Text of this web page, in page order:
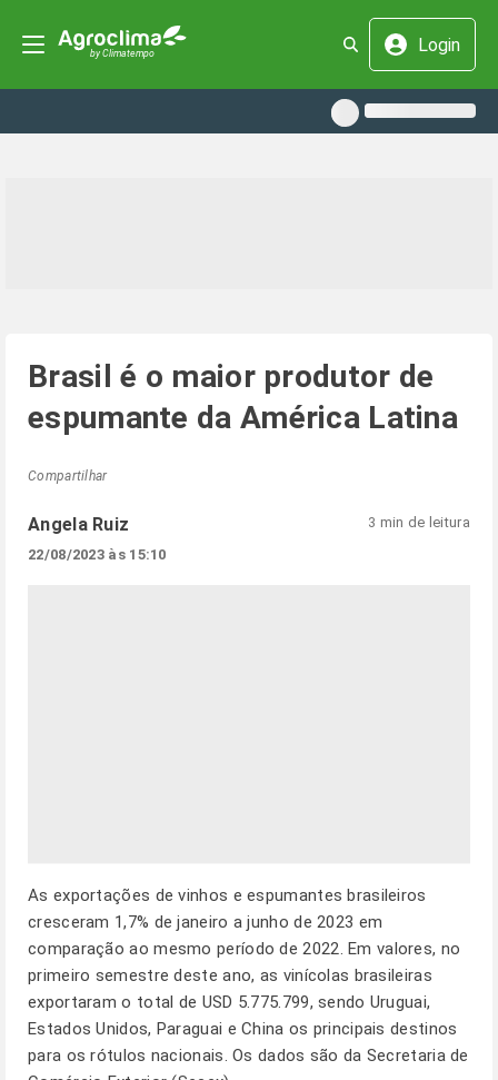
Login
Brasil é o maior produtor de
espumante da América Latina
Compartilhar
Angela Ruiz
22/08/2023 às 15:10
3 min de leitura
As exportações de vinhos e espumantes brasileiros
cresceram 1,7% de janeiro a junho de 2023 em
comparação ao mesmo período de 2022. Em valores, no
primeiro semestre deste ano, as vinícolas brasileiras
exportaram o total de USD 5.775.799, sendo Uruguai,
Estados Unidos, Paraguai e China os principais destinos
para os rótulos nacionais. Os dados são da Secretaria de